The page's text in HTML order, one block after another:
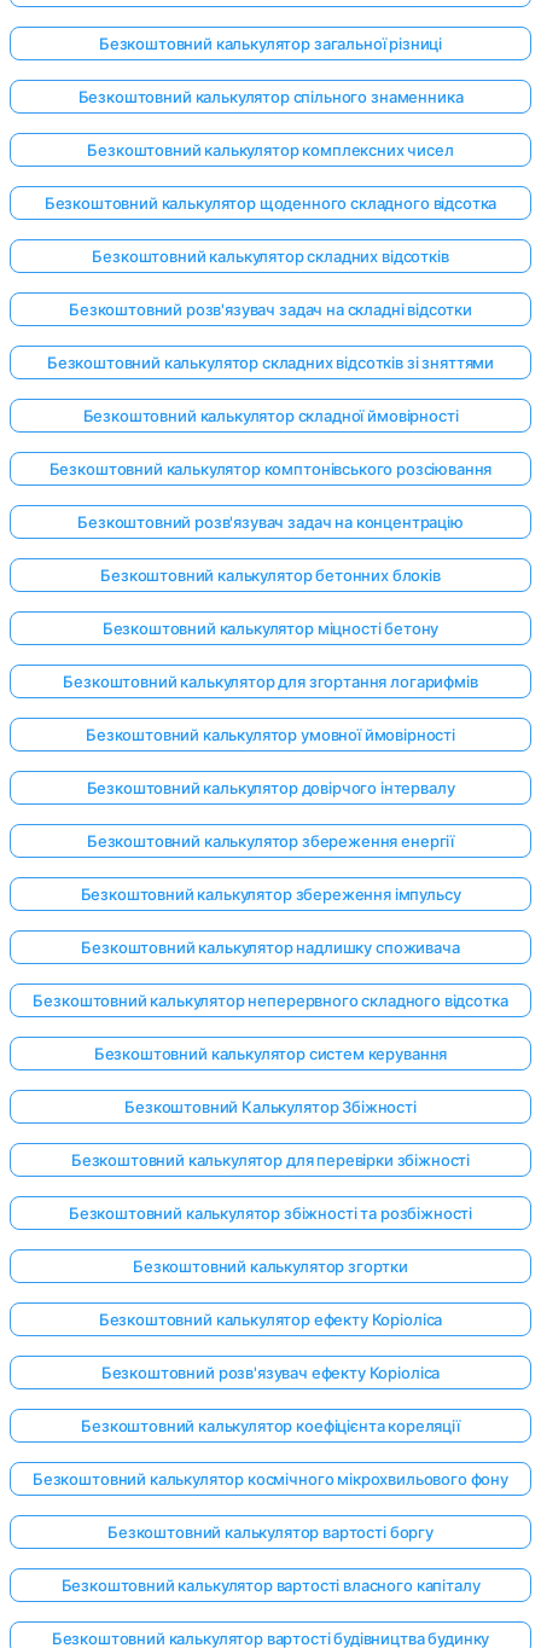
Безкоштовний калькулятор загальної різниці
Безкоштовний калькулятор спільного знаменника
Безкоштовний калькулятор комплексних чисел
Безкоштовний калькулятор щоденного складного відсотка
Безкоштовний калькулятор складних відсотків
Безкоштовний розв'язувач задач на складні відсотки
Безкоштовний калькулятор складних відсотків зі зняттями
Безкоштовний калькулятор складної ймовірності
Безкоштовний калькулятор комптонівського розсіювання
Безкоштовний розв'язувач задач на концентрацію
Безкоштовний калькулятор бетонних блоків
Безкоштовний калькулятор міцності бетону
Безкоштовний калькулятор для згортання логарифмів
Безкоштовний калькулятор умовної ймовірності
Безкоштовний калькулятор довірчого інтервалу
Безкоштовний калькулятор збереження енергії
Безкоштовний калькулятор збереження імпульсу
Безкоштовний калькулятор надлишку споживача
Безкоштовний калькулятор неперервного складного відсотка
Безкоштовний калькулятор систем керування
Безкоштовний Калькулятор Збіжності
Безкоштовний калькулятор для перевірки збіжності
Безкоштовний калькулятор збіжності та розбіжності
Безкоштовний калькулятор згортки
Безкоштовний калькулятор ефекту Коріоліса
Безкоштовний розв'язувач ефекту Коріоліса
Безкоштовний калькулятор коефіцієнта кореляції
Безкоштовний калькулятор космічного мікрохвильового фону
Безкоштовний калькулятор вартості боргу
Безкоштовний калькулятор вартості власного капіталу
Безкоштовний калькулятор вартості будівництва будинку